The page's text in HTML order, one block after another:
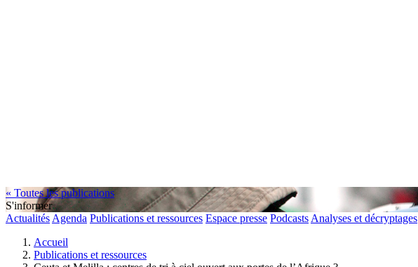
« Toutes les publications
S'informer
Actualités Agenda Publications et ressources Espace presse Podcasts Analyses et décryptages
Accueil
Publications et ressources